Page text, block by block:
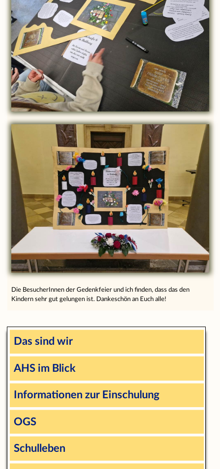
Die BesucherInnen der Gedenkfeier und ich finden, dass das den
Kindern sehr gut gelungen ist. Dankeschön an Euch alle!
Das sind wir
AHS im Blick
Informationen zur Einschulung
OGS
Schulleben